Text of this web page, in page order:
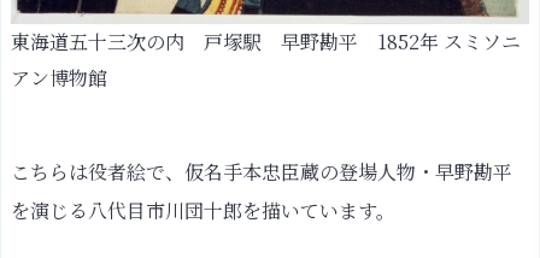
東海道五十三次の内 戸塚駅 早野勘平 1852年 スミソニ
アン博物館
こちらは役者絵で、仮名手本忠臣蔵の登場人物・早野勘平
を演じる八代目市川団十郎を描いています。